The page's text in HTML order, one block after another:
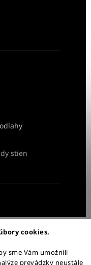
cookies.
sme Vám umožnili
prevádzky neustále
stien
údajov